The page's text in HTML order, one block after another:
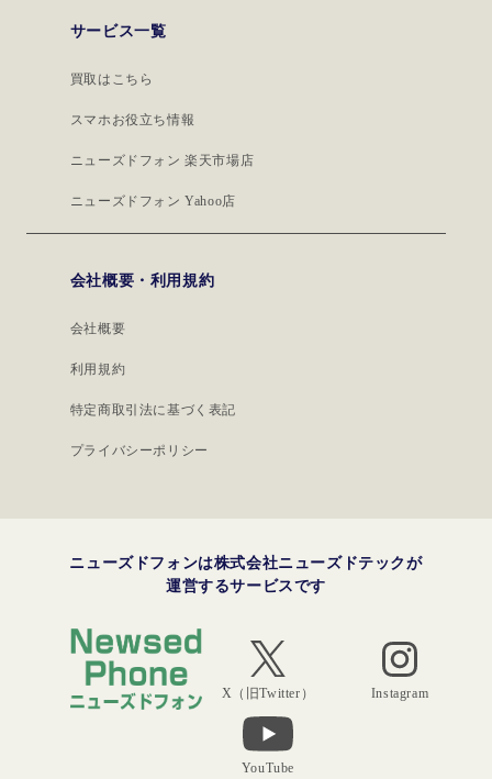
サービス一覧
買取はこちら
スマホお役立ち情報
ニューズドフォン 楽天市場店
ニューズドフォン Yahoo店
会社概要・利用規約
会社概要
利用規約
特定商取引法に基づく表記
プライバシーポリシー
ニューズドフォンは株式会社ニューズドテックが
運営するサービスです
X（旧Twitter） Instagram
YouTube